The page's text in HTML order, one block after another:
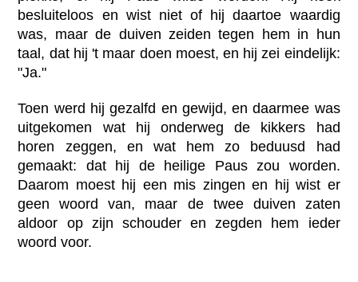
besluiteloos en wist niet of hij daartoe waardig
was, maar de duiven zeiden tegen hem in hun
taal, dat hij 't maar doen moest, en hij zei eindelijk:
"Ja."
Toen werd hij gezalfd en gewijd, en daarmee was
uitgekomen wat hij onderweg de kikkers had
horen zeggen, en wat hem zo beduusd had
gemaakt: dat hij de heilige Paus zou worden.
Daarom moest hij een mis zingen en hij wist er
geen woord van, maar de twee duiven zaten
aldoor op zijn schouder en zegden hem ieder
woord voor.